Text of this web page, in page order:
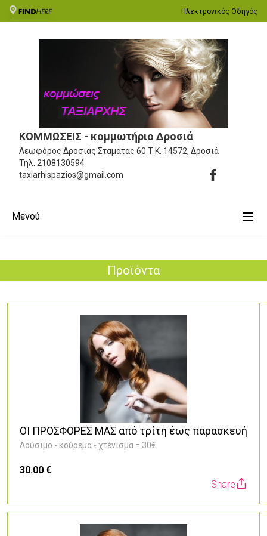
Ηλεκτρονικός Οδηγός
ΚΟΜΜΩΣΕΙΣ - κομμωτήριο Δροσιά
Λεωφόρος Δροσιάς Σταμάτας 60 Τ.Κ. 14572, Δροσιά
Τηλ. 2108130594
taxiarhispazios@gmail.com
Μενού
Προϊόντα
ΟΙ ΠΡΟΣΦΟΡΕΣ ΜΑΣ από τρίτη έως παρασκευή
Λούσιμο - κούρεμα - χτένισμα = 30€
30.00 €
Share